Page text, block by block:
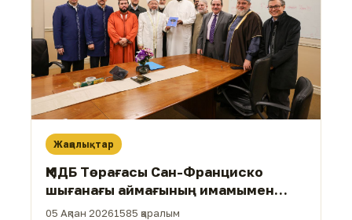
Жаңалықтар
ҚМДБ Төрағасы Сан-Франциско
шығанағы аймағының имамымен
кездесті
05 Ақпан 20261585 қаралым